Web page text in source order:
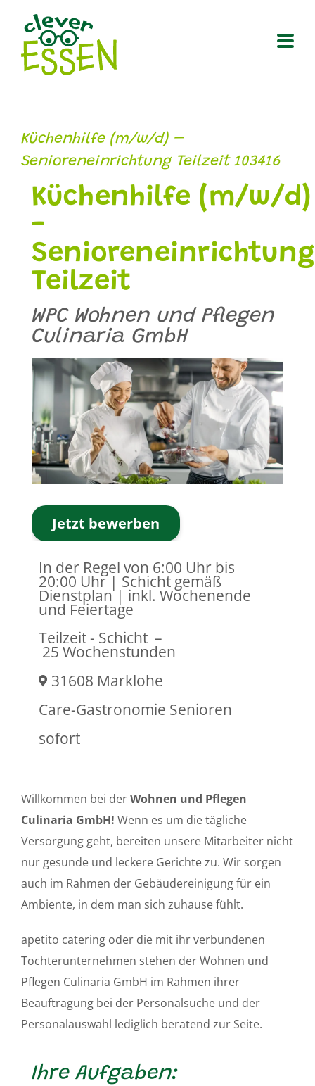
Inhalt
springen
Küchenhilfe (m/w/d) –
Senioreneinrichtung Teilzeit 103416
Küchenhilfe (m/w/d)
-
Senioreneinrichtung
Teilzeit
WPC Wohnen und Pflegen
Culinaria GmbH
Jetzt bewerben
In der Regel von ​6:00 Uhr bis
20:00 Uhr | Schicht gemäß
Dienstplan | inkl. Wochenende
und Feiertage
Teilzeit - Schicht–
25 Wochenstunden
31608 Marklohe
Care-Gastronomie Senioren
sofort
Willkommen bei derWohnen und Pflegen
Culinaria GmbH! Wenn es um die tägliche
Versorgung geht, bereiten unsere Mitarbeiter nicht
nur gesunde und leckere Gerichte zu. Wir sorgen
auch im Rahmen der Gebäudereinigung für ein
Ambiente, in dem man sich zuhause fühlt.
apetito catering oder die mit ihr verbundenen
Tochterunternehmen stehen der Wohnen und
Pflegen Culinaria GmbH im Rahmen ihrer
Beauftragung bei der Personalsuche und der
Personalauswahl lediglich beratend zur Seite.
Ihre Aufgaben: